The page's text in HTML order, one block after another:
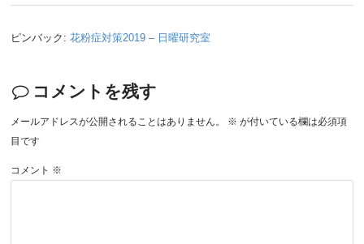
ピンバック:花粉症対策2019 – 日曜研究室
コメントを残す
メールアドレスが公開されることはありません。 ※ が付いている欄は必須項
目です
コメント ※